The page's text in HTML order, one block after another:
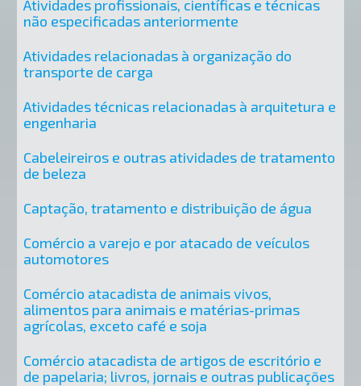
Atividades profissionais, científicas e técnicas
não especificadas anteriormente
Atividades relacionadas à organização do
transporte de carga
Atividades técnicas relacionadas à arquitetura e
engenharia
Cabeleireiros e outras atividades de tratamento
de beleza
Captação, tratamento e distribuição de água
Comércio a varejo e por atacado de veículos
automotores
Comércio atacadista de animais vivos,
alimentos para animais e matérias-primas
agrícolas, exceto café e soja
Comércio atacadista de artigos de escritório e
de papelaria; livros, jornais e outras publicações